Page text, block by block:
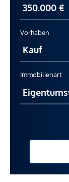
Vorhaben
Immobilienart